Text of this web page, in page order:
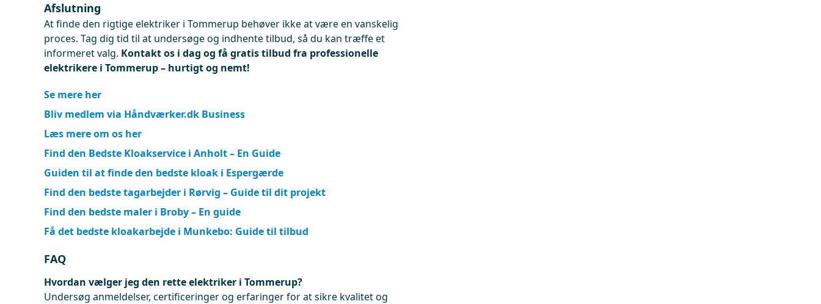
Afslutning
At finde den rigtige elektriker i Tommerup behøver ikke at være en vanskelig
proces. Tag dig tid til at undersøge og indhente tilbud, så du kan træffe et
informeret valg. Kontakt os i dag og få gratis tilbud fra professionelle
elektrikere i Tommerup – hurtigt og nemt!
Se mere her
Bliv medlem via Håndværker.dk Business
Læs mere om os her
Find den Bedste Kloakservice i Anholt – En Guide
Guiden til at finde den bedste kloak i Espergærde
Find den bedste tagarbejder i Rørvig – Guide til dit projekt
Find den bedste maler i Broby – En guide
Få det bedste kloakarbejde i Munkebo: Guide til tilbud
FAQ
Hvordan vælger jeg den rette elektriker i Tommerup?
Undersøg anmeldelser, certificeringer og erfaringer for at sikre kvalitet og